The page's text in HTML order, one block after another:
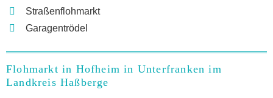
Straßenflohmarkt
Garagentrödel
Flohmarkt in Hofheim in Unterfranken im
Landkreis Haßberge